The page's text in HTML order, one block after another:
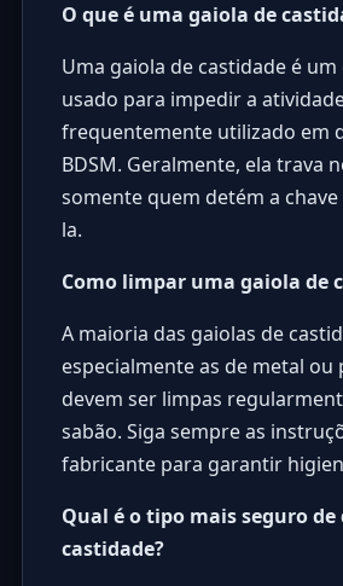
O que é uma gaiola de
Uma gaiola de castidade é
usado para impedir a
frequentemente utilizado em
BDSM. Geralmente, ela trava
somente quem detém a
la.
Como limpar uma gaiola de
A maioria das gaiolas de
especialmente as de metal ou
devem ser limpas
sabão. Siga sempre as
fabricante para garantir
Qual é o tipo mais seguro
castidade?